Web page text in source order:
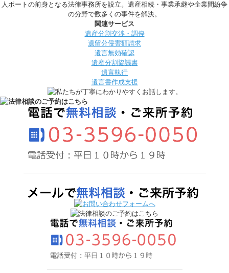
人ポートの前身となる法律事務所を設立。遺産相続・事業承継や企業間紛争
の分野で数多くの事件を解決。
関連サービス
遺産分割交渉・調停
遺留分侵害額請求
遺言無効確認
遺産分割協議書
遺言執行
遺言書作成支援